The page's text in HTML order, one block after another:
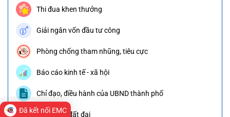
Thi đua khen thưởng
Giải ngân vốn đầu tư công
Phòng chống tham nhũng, tiêu cực
Báo cáo kinh tế - xã hội
Chỉ đạo, điều hành của UBND thành phố
Thông tin đất đai
Đã kết nối EMC